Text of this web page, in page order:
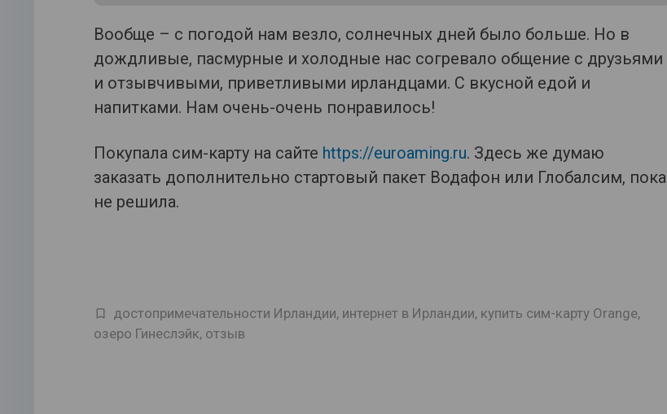
Вообще – с погодой нам везло, солнечных дней было больше. Но в
дождливые, пасмурные и холодные нас согревало общение с друзьями
и отзывчивыми, приветливыми ирландцами. С вкусной едой и
напитками. Нам очень-очень понравилось!
Покупала сим-карту на сайте https://euroaming.ru. Здесь же думаю
заказать дополнительно стартовый пакет Водафон или Глобалсим, пока
не решила.
достопримечательности Ирландии, интернет в Ирландии, купить сим-карту Orange,
озеро Гинеслэйк, отзыв